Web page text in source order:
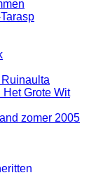
Grote Wit
zomer 2005